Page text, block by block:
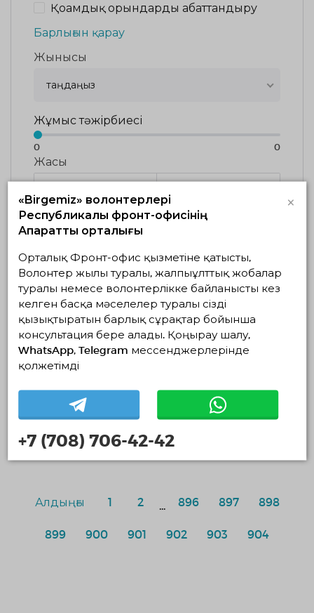
Қоғамдық орындарды абаттандыру
Барлығын қарау
Жынысы
таңдаңыз
Жұмыс тәжірбиесі
0 0
Жасы
Тастау
Сұрыптау
Әдепкі қалпы бойынша
Құрылған уақыты бойынша
Рейтинг бойынша
Еш нәрсе табылмады
Алдыңғы 1 2 896 897 898
899 900 901 902 903 904
«Birgemiz» волонтерлері
Республикалық фронт-офисінің
Ақпараттық орталығы
×
Орталық Фронт-офис қызметіне қатысты,
Волонтер жылы туралы, жалпыұлттық жобалар
туралы немесе волонтерлікке байланысты кез
келген басқа мәселелер туралы сізді
қызықтыратын барлық сұрақтар бойынша
консультация бере алады. Қоңырау шалу,
WhatsApp, Telegram мессенджерлерінде
қолжетімді
+7 (708) 706-42-42